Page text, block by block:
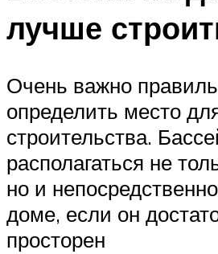
лучше
Очень важно
определить место
строительства.
располагаться не
но и
доме, если он
просторен